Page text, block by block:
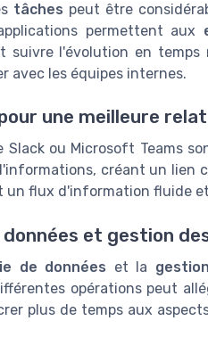
tâches peut être
permettent aux
suivre l'évolution en
avec les équipes internes.
une meilleure
Slack ou Microsoft Teams
créant un lien
un flux d'information fluide
et gestion
de données et la
opérations peut
plus de temps aux